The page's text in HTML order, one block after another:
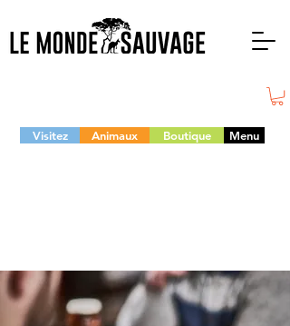
Visitez Animaux Boutique Menu